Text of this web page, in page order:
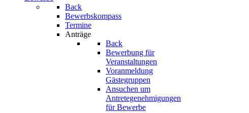
Back
Bewerbskompass
Termine
Anträge
Back
Bewerbung für
Veranstaltungen
Voranmeldung
Gästegruppen
Ansuchen um
Antretegenehmigungen
für Bewerbe